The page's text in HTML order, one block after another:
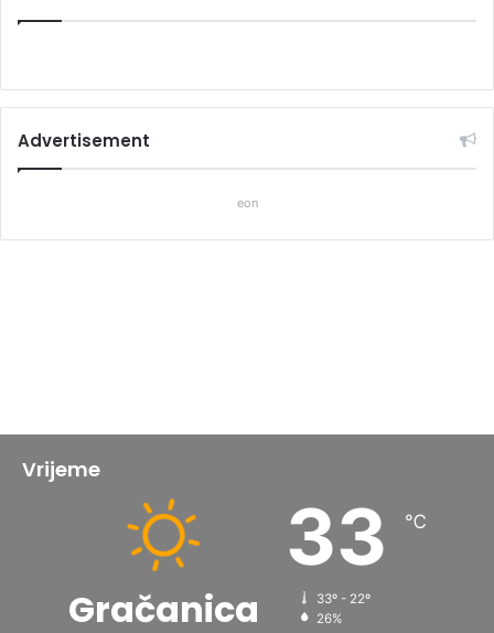
Advertisement
eon
Vrijeme
Gračanica
33 ℃
33º - 22º
26%